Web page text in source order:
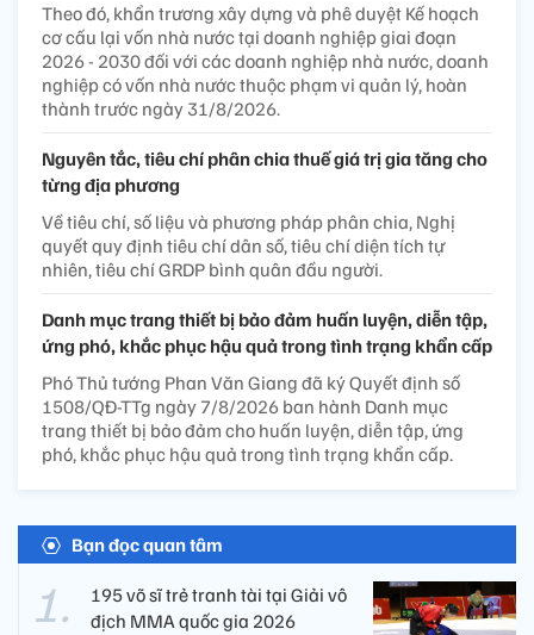
Theo đó, khẩn trương xây dựng và phê duyệt Kế hoạch
cơ cấu lại vốn nhà nước tại doanh nghiệp giai đoạn
2026 - 2030 đối với các doanh nghiệp nhà nước, doanh
nghiệp có vốn nhà nước thuộc phạm vi quản lý, hoàn
thành trước ngày 31/8/2026.
Nguyên tắc, tiêu chí phân chia thuế giá trị gia tăng cho
từng địa phương
Về tiêu chí, số liệu và phương pháp phân chia, Nghị
quyết quy định tiêu chí dân số, tiêu chí diện tích tự
nhiên, tiêu chí GRDP bình quân đầu người.
Danh mục trang thiết bị bảo đảm huấn luyện, diễn tập,
ứng phó, khắc phục hậu quả trong tình trạng khẩn cấp
Phó Thủ tướng Phan Văn Giang đã ký Quyết định số
1508/QĐ-TTg ngày 7/8/2026 ban hành Danh mục
trang thiết bị bảo đảm cho huấn luyện, diễn tập, ứng
phó, khắc phục hậu quả trong tình trạng khẩn cấp.
Bạn đọc quan tâm
195 võ sĩ trẻ tranh tài tại Giải vô
địch MMA quốc gia 2026